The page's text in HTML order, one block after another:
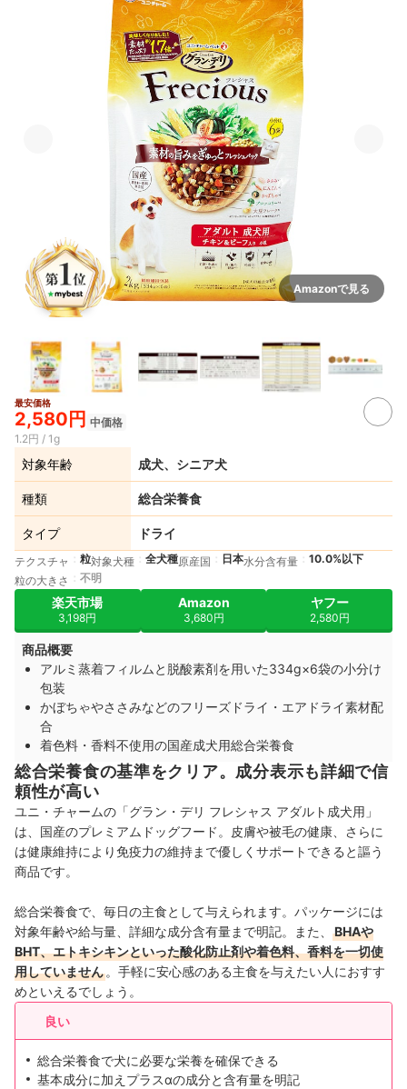
Amazonで見る
最安価格
2,580円 中価格
1.2円 / 1g
対象年齢 成犬、シニア犬
種類 総合栄養食
タイプ ドライ
テクスチャ 粒対象犬種 全犬種原産国 日本水分含有量
10.0%以下
粒の大きさ
不明
楽天市場
3,198円
Amazon
3,680円
ヤフー
2,580円
商品概要
アルミ蒸着フィルムと脱酸素剤を用いた334g×6袋の小分け
包装
かぼちゃやささみなどのフリーズドライ・エアドライ素材配
合
着色料・香料不使用の国産成犬用総合栄養食
総合栄養食の基準をクリア。成分表示も詳細で信
頼性が高い
ユニ・チャームの「グラン・デリ フレシャス アダルト成犬用」
は、国産のプレミアムドッグフード。皮膚や被毛の健康、さらに
は健康維持により免疫力の維持まで優しくサポートできると謳う
商品です。
総合栄養食で、毎日の主食として与えられます。パッケージには
対象年齢や給与量、詳細な成分含有量まで明記。また、
BHAや
BHT、エトキシキンといった酸化防止剤や着色料、香料を一切使
用していません 。手軽に安心感のある主食を与えたい人におすす
めといえるでしょう。
良い
総合栄養食で犬に必要な栄養を確保できる
基本成分に加えプラスαの成分と含有量を明記